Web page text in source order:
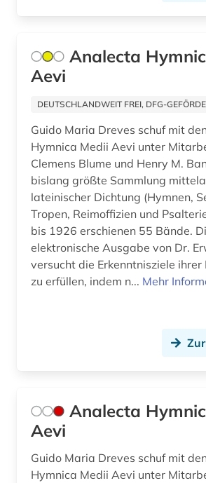
china (4)
christoph martin (1)
chronikhandschrift (1)
company london (1)
computerlinguistik (1)
corona (1)
datenspeicherung (1)
deinard (1)
Analecta
Aevi
DEUTSCHLANDWEIT FREI, DFG-
Guido Maria Dreves schuf mit
Hymnica Medii Aevi unter
Clemens Blume und Henry M.
bislang größte Sammlung
lateinischer Dichtung (Hymnen,
Tropen, Reimoffizien und
bis 1926 erschienen 55 Bände.
elektronische Ausgabe von Dr.
versucht die Erkenntnisziele
zu erfüllen, indem n... Mehr
Analecta
Aevi
Guido Maria Dreves schuf mit
Hymnica Medii Aevi unter